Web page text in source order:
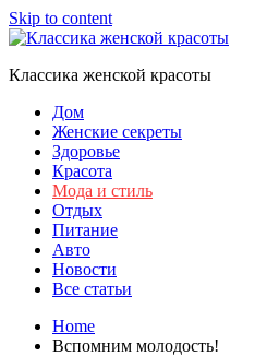
Skip to content
Классика женской красоты
Дом
Женские секреты
Здоровье
Красота
Мода и стиль
Отдых
Питание
Авто
Новости
Все статьи
Home
Вспомним молодость!